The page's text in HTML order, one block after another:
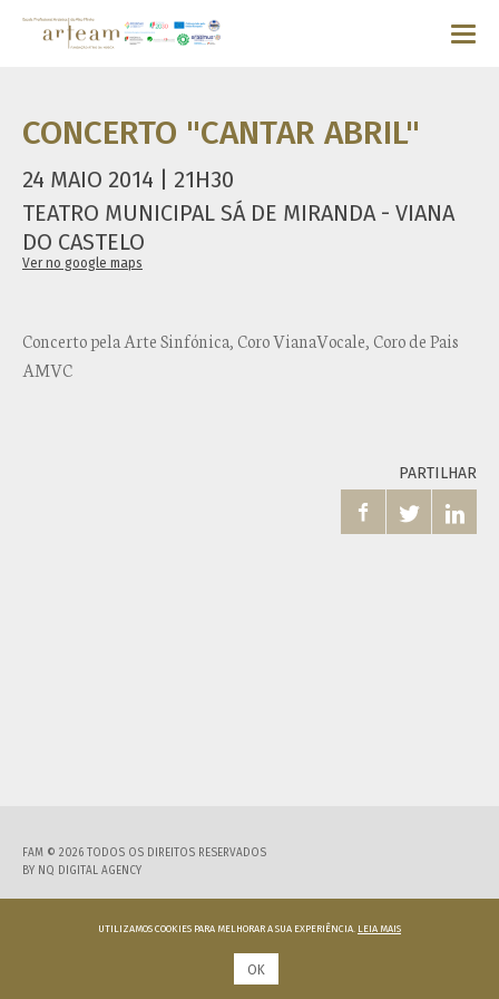
CONCERTO "CANTAR ABRIL"
24 MAIO 2014 | 21H30
TEATRO MUNICIPAL SÁ DE MIRANDA - VIANA
DO CASTELO
Ver no google maps
Concerto pela Arte Sinfónica, Coro VianaVocale, Coro de Pais
AMVC
PARTILHAR
  
FAM © 2026 TODOS OS DIREITOS RESERVADOS
BY NQ DIGITAL AGENCY
UTILIZAMOS COOKIES PARA MELHORAR A SUA EXPERIÊNCIA. LEIA MAIS
OK